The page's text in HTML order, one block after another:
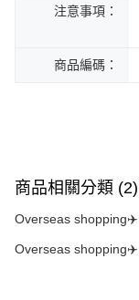
注意事項：
商品編碼：
商品相關分類 (2)
Overseas shopping✈️
Overseas shopping✈️